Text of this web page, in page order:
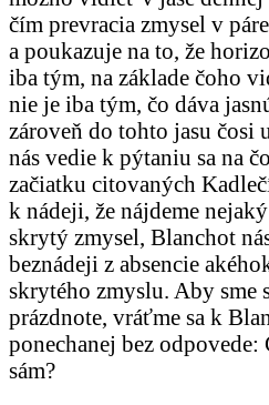
čím prevracia zmysel v
a poukazuje na to, že
iba tým, na základe čoho
nie je iba tým, čo dáva
zároveň do tohto jasu čosi
nás vedie k pýtaniu sa na
začiatku citovaných
k nádeji, že nájdeme
skrytý zmysel, Blanchot
beznádeji z absencie
skrytého zmyslu. Aby
prázdnote, vráťme sa k
ponechanej bez
sám?